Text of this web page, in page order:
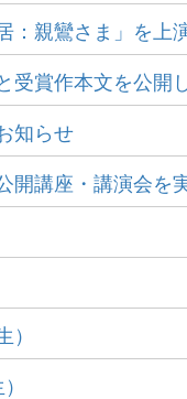
親鸞さま」を上
賞作本文を公開
知らせ
開講座・講演会を
）